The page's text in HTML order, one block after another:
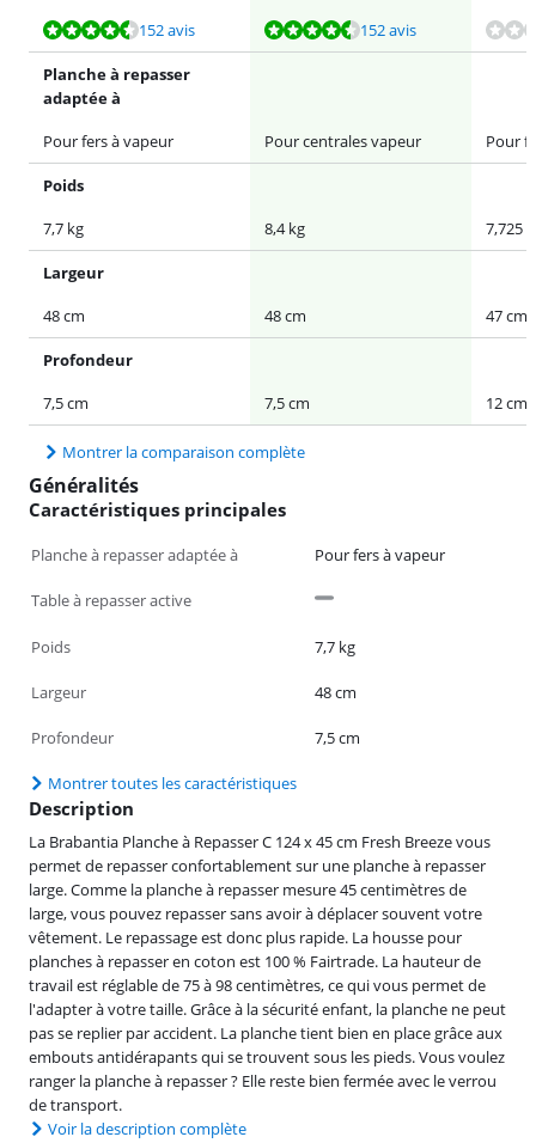
La note est de 9,1 sur 10, basée sur 152 avis.
152 avis
La note est de 9,1 sur 10, basée sur 152 avis. 152 avis
Planche à repasser
adaptée à
Pour fers à vapeur
Pour centrales vapeur Pour
Poids
7,7 kg
8,4 kg 7,725
Largeur
48 cm
48 cm 47 cm
Profondeur
7,5 cm
7,5 cm 12 cm
Montrer la comparaison complète
Généralités
Caractéristiques principales
Planche à repasser adaptée à Pour fers à vapeur
Table à repasser active
Poids 7,7 kg
Largeur 48 cm
Profondeur 7,5 cm
Montrer toutes les caractéristiques
Description
La Brabantia Planche à Repasser C 124 x 45 cm Fresh Breeze vous
permet de repasser confortablement sur une planche à repasser
large. Comme la planche à repasser mesure 45 centimètres de
large, vous pouvez repasser sans avoir à déplacer souvent votre
vêtement. Le repassage est donc plus rapide. La housse pour
planches à repasser en coton est 100 % Fairtrade. La hauteur de
travail est réglable de 75 à 98 centimètres, ce qui vous permet de
l'adapter à votre taille. Grâce à la sécurité enfant, la planche ne peut
pas se replier par accident. La planche tient bien en place grâce aux
embouts antidérapants qui se trouvent sous les pieds. Vous voulez
ranger la planche à repasser ? Elle reste bien fermée avec le verrou
de transport.
Voir la description complète